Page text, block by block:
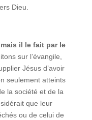
Dieu.
il le fait par le
sur l’évangile,
Jésus d’avoir
seulement atteints
la société et de la
que leur
ou de celui de